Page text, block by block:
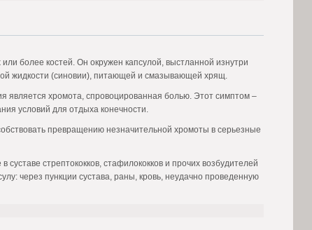
более костей. Он окружен капсулой, выстланной изнутри
жидкости (синовии), питающей и смазывающей хрящ.
является хромота, спровоцированная болью. Этот симптом –
условий для отдыха конечности.
превращению незначительной хромоты в серьезные
стрептококков, стафилококков и прочих возбудителей
через пункции сустава, раны, кровь, неудачно проведенную